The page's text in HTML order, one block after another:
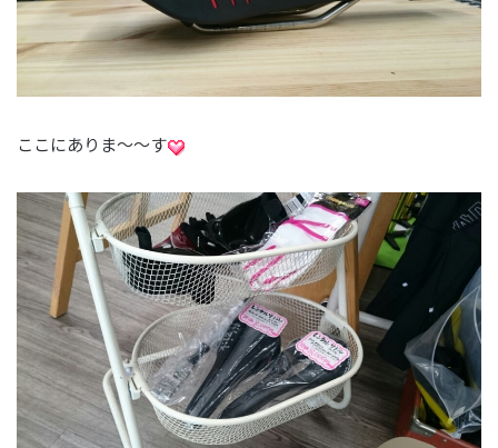
ここにありま～～す